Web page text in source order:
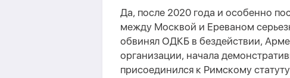
Да, после 2020 года и особенно
между Москвой и Ереваном
обвинял ОДКБ в бездействии,
организации, начала
присоединился к Римскому